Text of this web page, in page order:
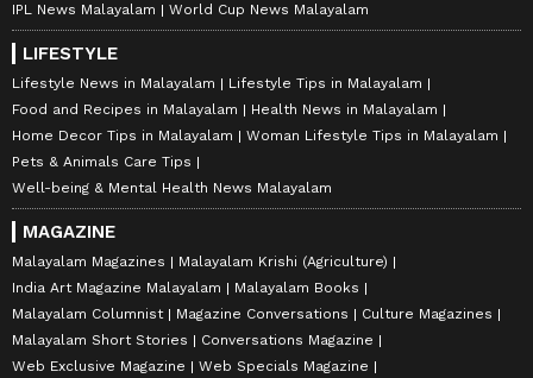
IPL News Malayalam
World Cup News Malayalam
LIFESTYLE
Lifestyle News in Malayalam
Lifestyle Tips in Malayalam
Food and Recipes in Malayalam
Health News in Malayalam
Home Decor Tips in Malayalam
Woman Lifestyle Tips in Malayalam
Pets & Animals Care Tips
Well-being & Mental Health News Malayalam
MAGAZINE
Malayalam Magazines
Malayalam Krishi (Agriculture)
India Art Magazine Malayalam
Malayalam Books
Malayalam Columnist
Magazine Conversations
Culture Magazines
Malayalam Short Stories
Conversations Magazine
Web Exclusive Magazine
Web Specials Magazine